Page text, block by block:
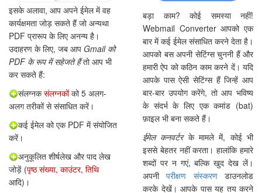
इसके अलावा, आप अपने ईमेल में वह
कार्यक्षमता जोड़ सकते हैं जो अन्यथा
PDF प्रारूप के लिए अनन्य है।
उदाहरण के लिए, जब आप Gmail को
PDF के रूप में सहेजते हैंतो आप भी
कर सकते हैं:
संलग्नकसंलग्नकोंको 5 अलग-
अलग तरीकों से संसाधित करें।
कई ईमेल को एक PDF में संयोजित
करें।
अनुकूलित शीर्षलेख और पाद लेख
जोड़ें (पृष्ठ संख्या, काउंटर, तिथि
आदि)।
बड़ा काम? कोई समस्या नहीं!
Webmail Converter आपको एक
बार में कई ईमेल संसाधित करने देता है।
आपको बस अपनी सेटिंग्स चुननी हैं और
हमारी ऐप को कठिन काम करने दें। यदि
आपके पास ऐसी सेटिंग्स हैं जिन्हें आप
बार-बार उपयोग करेंगे, तो आप भविष्य
के संदर्भ के लिए एक कमांड (bat)
फ़ाइल भी बना सकते हैं।
ईमेल कनवर्टरके मामले में, कोई भी
इससे बेहतर नहीं करता। हालांकि हमारे
शब्दों पर न गएं, बल्कि खुद देख लें।
अपनीपरीक्षण संस्करणडाउनलोड
करके देखें। आपके पास यह तय करने